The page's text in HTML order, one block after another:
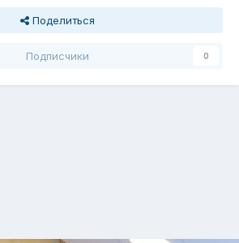
Поделиться
Подписчики 0